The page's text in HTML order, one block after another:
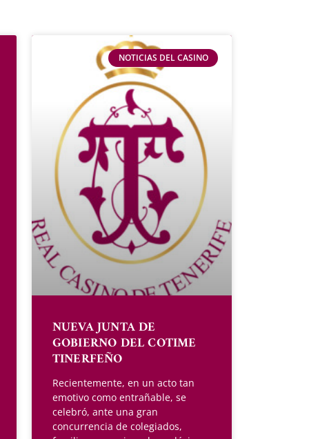
NOTICIAS DEL CASINO
NUEVA JUNTA DE
GOBIERNO DEL COTIME
TINERFEÑO
Recientemente, en un acto tan
emotivo como entrañable, se
celebró, ante una gran
concurrencia de colegiados,